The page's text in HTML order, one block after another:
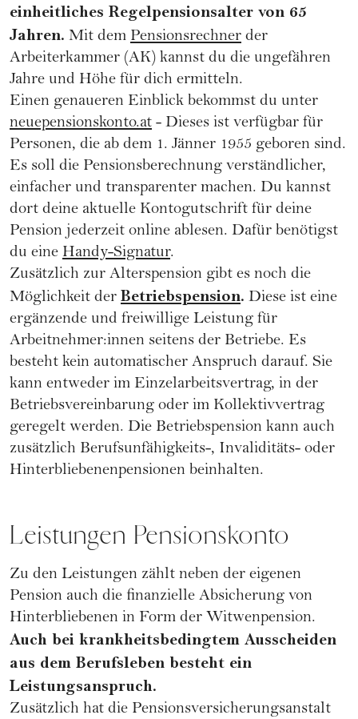
einheitliches Regelpensionsalter von 65
Jahren. Mit dem Pensionsrechner der
Arbeiterkammer (AK) kannst du die ungefähren
Jahre und Höhe für dich ermitteln.
Einen genaueren Einblick bekommst du unter
neuepensionskonto.at - Dieses ist verfügbar für
Personen, die ab dem 1. Jänner 1955 geboren sind.
Es soll die Pensionsberechnung verständlicher,
einfacher und transparenter machen. Du kannst
dort deine aktuelle Kontogutschrift für deine
Pension jederzeit online ablesen. Dafür benötigst
du eine Handy-Signatur.
Zusätzlich zur Alterspension gibt es noch die
Möglichkeit der Betriebspension. Diese ist eine
ergänzende und freiwillige Leistung für
Arbeitnehmer:innen seitens der Betriebe. Es
besteht kein automatischer Anspruch darauf. Sie
kann entweder im Einzelarbeitsvertrag, in der
Betriebsvereinbarung oder im Kollektivvertrag
geregelt werden. Die Betriebspension kann auch
zusätzlich Berufsunfähigkeits-, Invaliditäts- oder
Hinterbliebenenpensionen beinhalten.
Leistungen Pensionskonto
Zu den Leistungen zählt neben der eigenen
Pension auch die finanzielle Absicherung von
Hinterbliebenen in Form der Witwenpension.
Auch bei krankheitsbedingtem Ausscheiden
aus dem Berufsleben besteht ein
Leistungsanspruch.
Zusätzlich hat die Pensionsversicherungsanstalt